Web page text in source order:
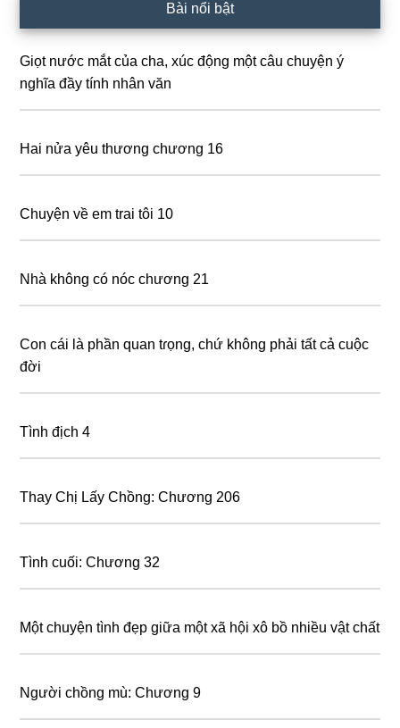
Sidebar
Bài nổi bật
Giọt nước mắt của cha, xúc động một câu chuyện ý
nghĩa đầy tính nhân văn
Hai nửa yêu thương chương 16
Chuyện về em trai tôi 10
Nhà không có nóc chương 21
Con cái là phần quan tɾọng, chứ không phải tất cả cuộc
đời
Tình địch 4
Thay Chị Lấy Chồng: Chương 206
Tình cuối: Chương 32
Một chuyện tình đẹp giữa một xã hội xô bồ nhiều vật chất
Người chồng mù: Chương 9